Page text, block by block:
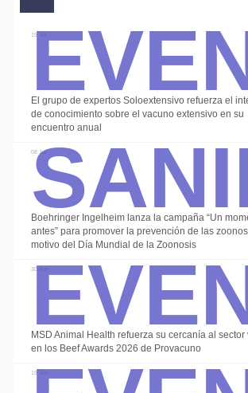
15 Jul
El grupo de expertos Soloextensivo refuerza el
de conocimiento sobre el vacuno extensivo en su
encuentro anual
08 Jul
Boehringer Ingelheim lanza la campaña “Un
antes” para promover la prevención de las
motivo del Día Mundial de la Zoonosis
30 Jun
MSD Animal Health refuerza su cercanía al sector
en los Beef Awards 2026 de Provacuno
19 Jun